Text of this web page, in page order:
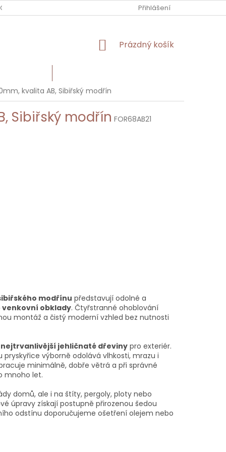
Přihlášení
NÁKUPNÍ
Prázdný košík
kvalita AB, Sibiřský modřín
Sibiřský modřín FOR68AB21
modřínu představují odolné a
venkovní obklady. Čtyřstranné ohoblování
montáž a čistý moderní vzhled bez nutnosti
jehličnaté dřeviny pro exteriér.
výborně odolává vlhkosti, mrazu i
minimálně, dobře větrá a při správné
mnoho let.
domů, ale i na štíty, pergoly, ploty nebo
úpravy získají postupně přirozenou šedou
odstínu doporučujeme ošetření olejem nebo